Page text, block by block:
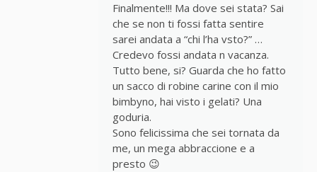
Finalmente!!! Ma dove sei stata? Sai
che se non ti fossi fatta sentire
sarei andata a “chi l’ha vsto?” …
Credevo fossi andata n vacanza.
Tutto bene, si? Guarda che ho fatto
un sacco di robine carine con il mio
bimbyno, hai visto i gelati? Una
goduria.
Sono felicissima che sei tornata da
me, un mega abbraccione e a
presto 😉